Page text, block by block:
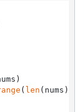
( len (nums) +